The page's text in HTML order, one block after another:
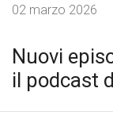
Nuovi
il podcast
02 marzo 2026